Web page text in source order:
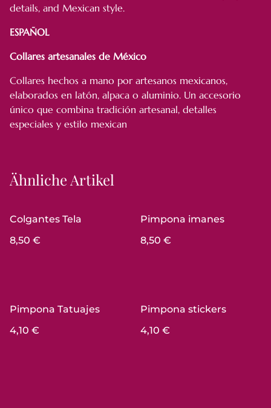
details, and Mexican style.
ESPAÑOL
Collares artesanales de México
Collares hechos a mano por artesanos mexicanos,
elaborados en latón, alpaca o aluminio. Un accesorio
único que combina tradición artesanal, detalles
especiales y estilo mexican
Ähnliche Artikel
Colgantes Tela
8,50 €
Pimpona imanes
8,50 €
Pimpona Tatuajes
4,10 €
Pimpona stickers
4,10 €